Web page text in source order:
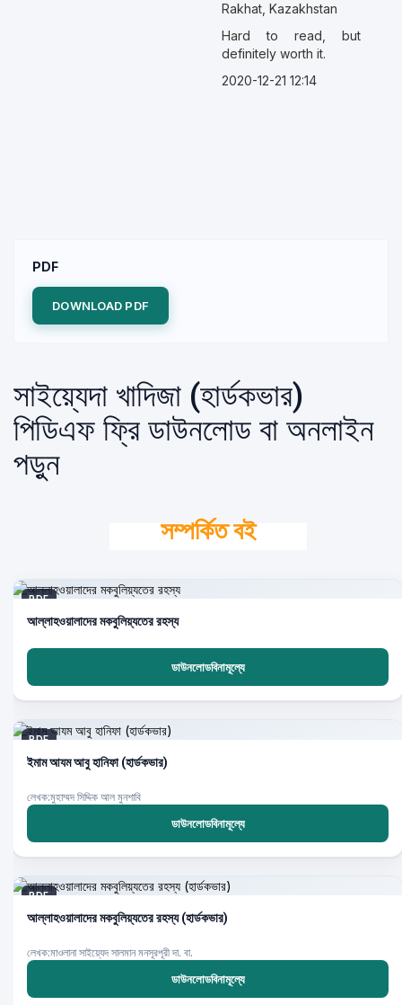
Rakhat, Kazakhstan
Hard to read, but
definitely worth it.
2020-12-21 12:14
PDF
DOWNLOAD PDF
সাইয়্যেদা খাদিজা (হার্ডকভার)
পিডিএফ ফ্রি ডাউনলোড বা অনলাইন
পড়ুন
সম্পর্কিত বই
PDF
আল্লাহওয়ালাদের মকবুলিয়্যতের রহস্য
ডাউনলোডবিনামূল্যে
PDF
ইমাম আযম আবু হানিফা (হার্ডকভার)
লেখক:মুহাম্মদ সিদ্দিক আল মুনশাবি
ডাউনলোডবিনামূল্যে
PDF
আল্লাহওয়ালাদের মকবুলিয়্যতের রহস্য (হার্ডকভার)
লেখক:মাওলানা সাইয়্যেদ সালমান মনসূরপূরী দা. বা.
ডাউনলোডবিনামূল্যে